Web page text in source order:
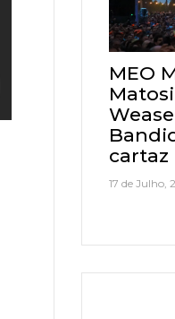
MEO
cartaz
17 de Julho,